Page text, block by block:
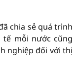
chia sẻ quá trình
mỗi nước cũng
nghiệp đối với thị